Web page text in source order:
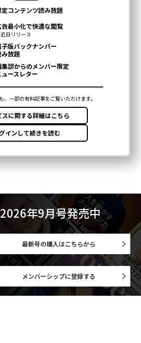
2026年9月号発売中
最新号の購入はこちらから
メンバーシップに登録する